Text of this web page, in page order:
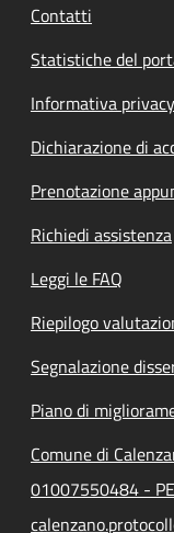
Contatti
Statistiche del
Informativa privacy
Dichiarazione di
Prenotazione
Richiedi assistenza
Leggi le FAQ
Riepilogo
Segnalazione
Piano di
Comune di
01007550484 -